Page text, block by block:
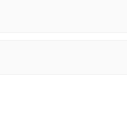
در مصرف باتری.